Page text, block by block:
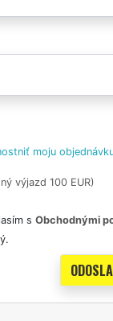
moju
výjazd 100 EUR)
s Obchodnými